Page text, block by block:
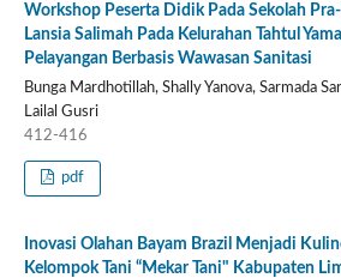
Workshop Peserta Didik Pada Sekolah
Lansia Salimah Pada Kelurahan Tahtul
Pelayangan Berbasis Wawasan Sanitasi
Bunga Mardhotillah, Shally Yanova, Sarmada
Lailal Gusri
412-416
pdf
Inovasi Olahan Bayam Brazil Menjadi
Kelompok Tani “Mekar Tani" Kabupaten